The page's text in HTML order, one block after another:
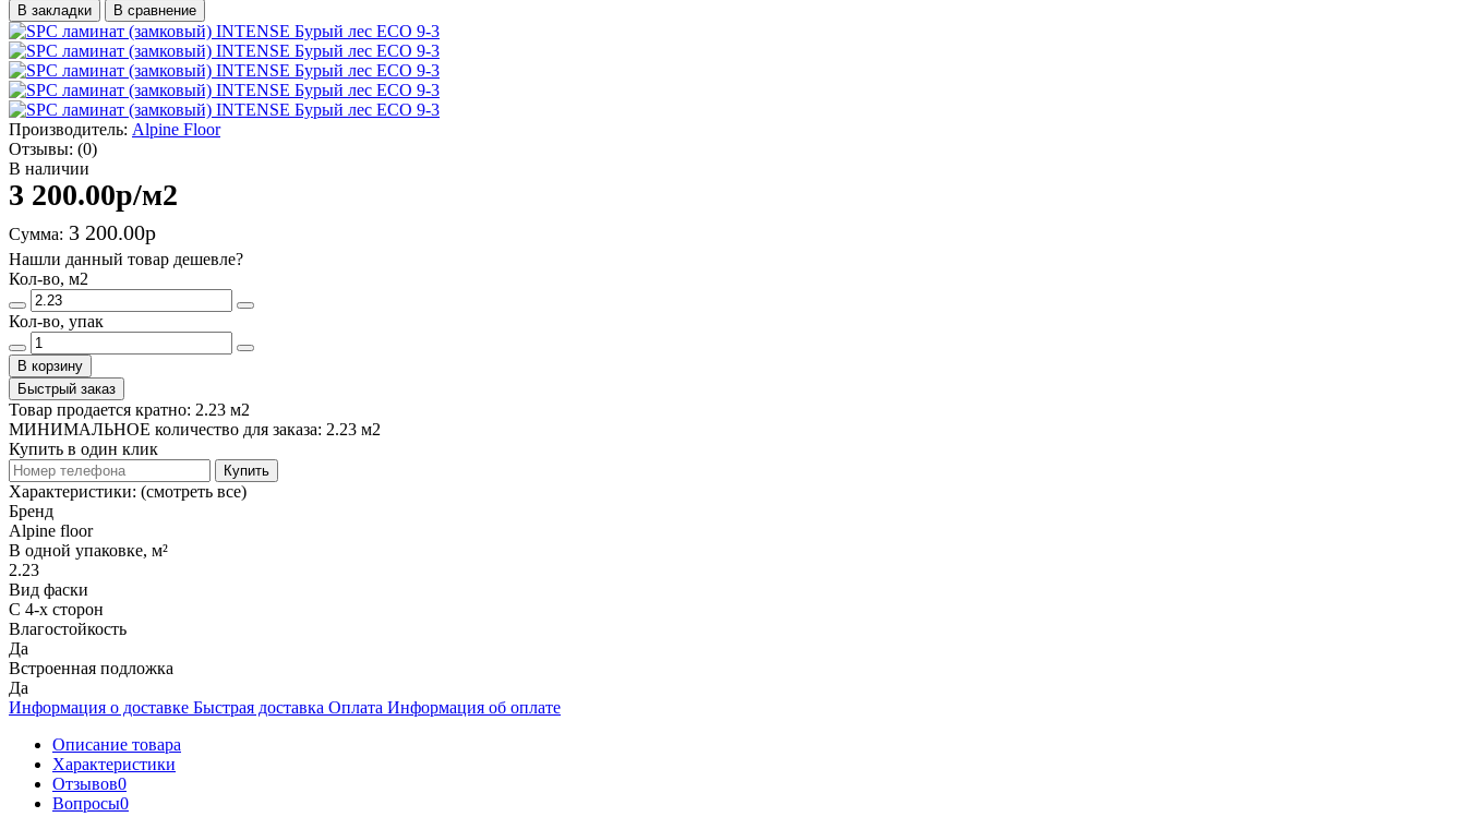
В закладки В сравнение
Производитель: Alpine Floor
Отзывы: (0)
В наличии
3 200.00р/м2
Сумма: 3 200.00р
Нашли данный товар дешевле?
Кол-во, м2
Кол-во, упак
В корзину
Быстрый заказ
Товар продается кратно: 2.23 м2
МИНИМАЛЬНОЕ количество для заказа: 2.23 м2
Купить в один клик
Купить
Характеристики: (смотреть все)
Бренд
Alpine floor
В одной упаковке, м²
2.23
Вид фаски
С 4-х сторон
Влагостойкость
Да
Встроенная подложка
Да
Информация о доставке Быстрая доставка Оплата Информация об оплате
Описание товара
Характеристики
Отзывов0
Вопросы0